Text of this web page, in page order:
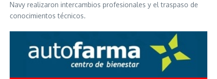
Navy realizaron intercambios profesionales y el traspaso de
conocimientos técnicos.